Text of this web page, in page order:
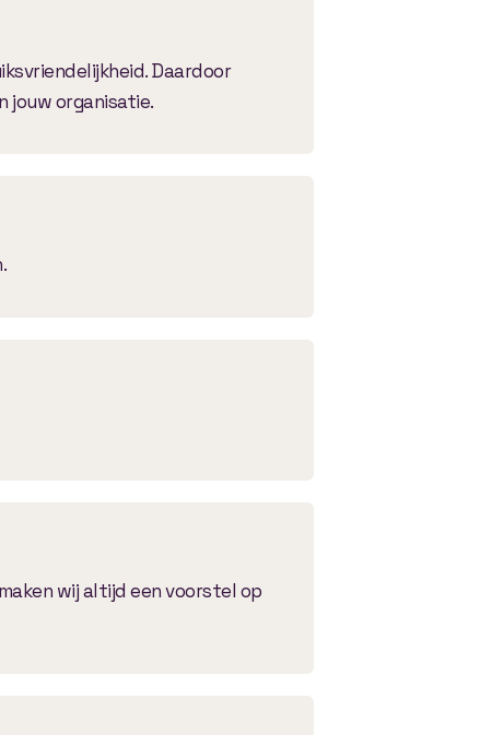
Daardoor
jouw organisatie.
wij altijd een voorstel op